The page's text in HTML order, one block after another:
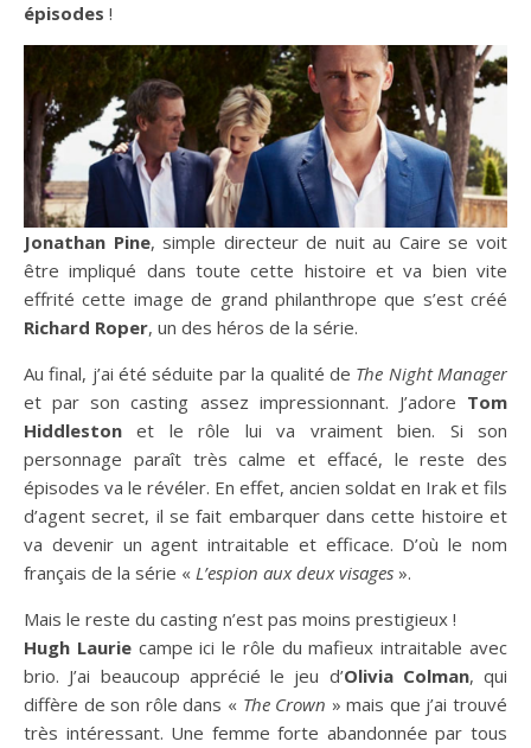
épisodes !
Jonathan Pine, simple directeur de nuit au Caire se voit
être impliqué dans toute cette histoire et va bien vite
effrité cette image de grand philanthrope que s’est créé
Richard Roper, un des héros de la série.
Au final, j’ai été séduite par la qualité de The Night Manager
et par son casting assez impressionnant. J’adore Tom
Hiddleston et le rôle lui va vraiment bien. Si son
personnage paraît très calme et effacé, le reste des
épisodes va le révéler. En effet, ancien soldat en Irak et fils
d’agent secret, il se fait embarquer dans cette histoire et
va devenir un agent intraitable et efficace. D’où le nom
français de la série « L’espion aux deux visages ».
Mais le reste du casting n’est pas moins prestigieux !
Hugh Lauriecampe ici le rôle du mafieux intraitable avec
brio. J’ai beaucoup apprécié le jeu d’Olivia Colman, qui
diffère de son rôle dans « The Crown » mais que j’ai trouvé
très intéressant. Une femme forte abandonnée par tous